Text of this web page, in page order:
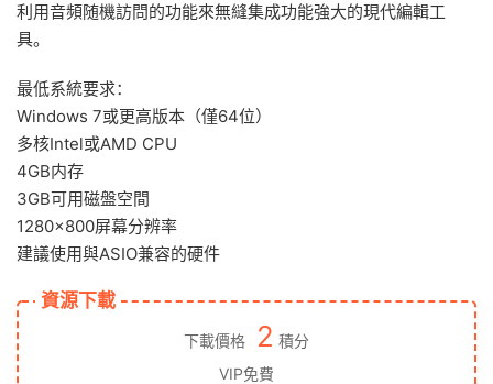
利用音頻随機訪問的功能來無縫集成功能強大的現代編輯工
具。
最低系統要求：
Windows 7或更高版本（僅64位）
多核Intel或AMD CPU
4GB内存
3GB可用磁盤空間
1280×800屏幕分辨率
建議使用與ASIO兼容的硬件
資源下載
下載價格 2 積分
VIP免費